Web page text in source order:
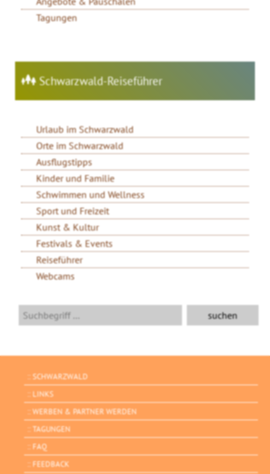
Tagungen
Schwarzwald-Reiseführer
Urlaub im Schwarzwald
Orte im Schwarzwald
Ausflugstipps
Kinder und Familie
Schwimmen und Wellness
Sport und Freizeit
Kunst & Kultur
Festivals & Events
Reiseführer
Webcams
SCHWARZWALD
LINKS
WERBEN & PARTNER WERDEN
TAGUNGEN
FAQ
FEEDBACK